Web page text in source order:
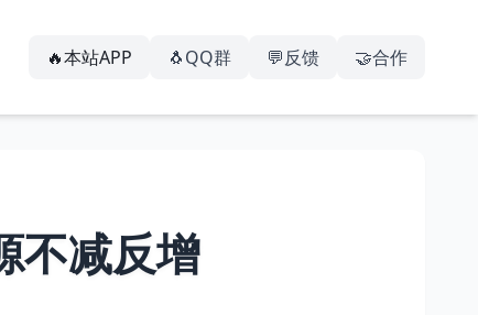
🔥本站APP 🐧QQ群 💬反馈 🤝合作
不减反增